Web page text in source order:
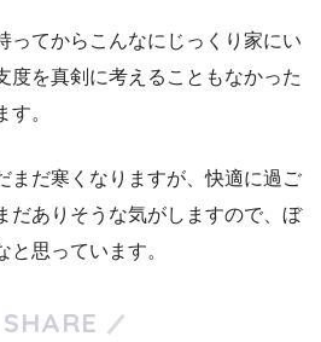
ってからこんなにじっくり家にい
度を真剣に考えることもなかった
。
まだ寒くなりますが、快適に過ご
だありそうな気がしますので、ぼ
と思っています。
SHARE